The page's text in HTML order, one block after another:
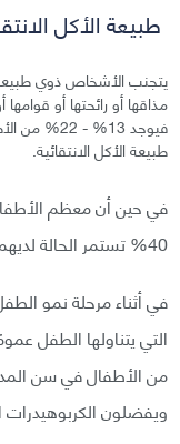
طبيعة الأكل
يتجنب الأشخاص ذوي طبيعة
مذاقها أو رائحتها أو
فيوجد 13%
طبيعة الأكل الانتقائية.
40% تستمر الحالة لديهم حتى مرحلة المراهقة.
في أثناء مرحلة نمو
التي يتناولها الطفل
من الأطفال في سن
ويفضلون الكربوهيدرات